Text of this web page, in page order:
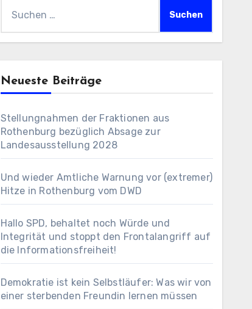
nach:
Neueste Beiträge
Stellungnahmen der Fraktionen aus
Rothenburg bezüglich Absage zur
Landesausstellung 2028
Und wieder Amtliche Warnung vor (extremer)
Hitze in Rothenburg vom DWD
Hallo SPD, behaltet noch Würde und
Integrität und stoppt den Frontalangriff auf
die Informationsfreiheit!
Demokratie ist kein Selbstläufer: Was wir von
einer sterbenden Freundin lernen müssen